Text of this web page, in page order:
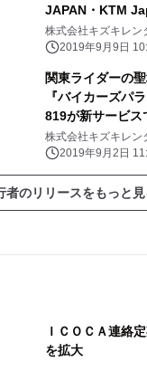
JAPAN・KTM
ション
株式会社キズキレン
2019年9月9日
関東ライダーの
『バイカーズパ
819が新サービス
提供？！
株式会社キズキレン
2019年9月2日
者のリリースをもっと見
ＩＣＯＣＡ連絡
を拡大